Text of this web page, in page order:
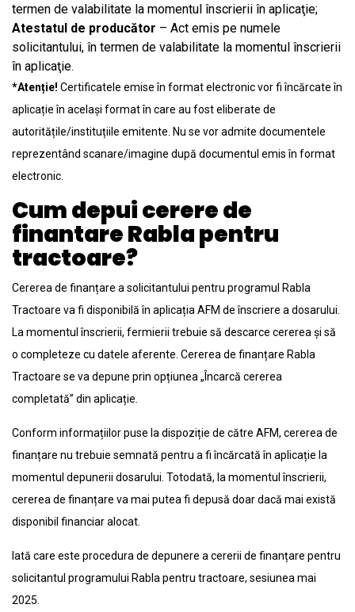
termen de valabilitate la momentul înscrierii în aplicaţie;
Atestatul de producător – Act emis pe numele
solicitantului, în termen de valabilitate la momentul înscrierii
în aplicaţie.
*Atenție! Certificatele emise în format electronic vor fi încărcate în
aplicație în același format în care au fost eliberate de
autoritățile/instituțiile emitente. Nu se vor admite documentele
reprezentând scanare/imagine după documentul emis în format
electronic.
Cum depui cerere de
finantare Rabla pentru
tractoare?
Cererea de finanțare a solicitantului pentru programul Rabla
Tractoare va fi disponibilă în aplicația AFM de înscriere a dosarului.
La momentul înscrierii, fermierii trebuie să descarce cererea și să
o completeze cu datele aferente. Cererea de finanțare Rabla
Tractoare se va depune prin opțiunea „Încarcă cererea
completată” din aplicație.
Conform informațiilor puse la dispoziție de către AFM, cererea de
finanțare nu trebuie semnată pentru a fi încărcată în aplicație la
momentul depunerii dosarului. Totodată, la momentul înscrierii,
cererea de finanțare va mai putea fi depusă doar dacă mai există
disponibil financiar alocat.
Iată care este procedura de depunere a cererii de finanțare pentru
solicitantul programului Rabla pentru tractoare, sesiunea mai
2025.